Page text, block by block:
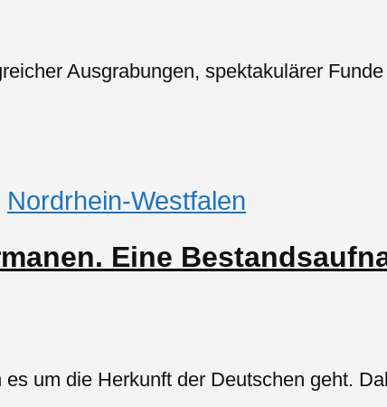
Ausgrabungen, spektakulärer
Nordrhein-Westfalen
Eine
um die Herkunft der Deutschen geht.